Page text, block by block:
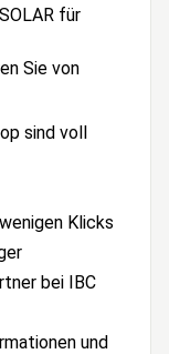
für
Sie von
sind voll
Klicks
bei IBC
und